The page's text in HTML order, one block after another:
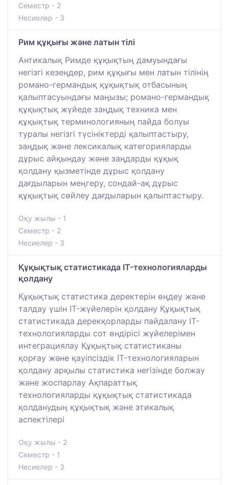
Семестр - 2
Несиелер - 3
Рим құқығы және латын тілі
Антикалық Римде құқықтың дамуындағы
негізгі кезеңдер, рим құқығы мен латын тілінің
романо-германдық құқықтық отбасының
қалыптасуындағы маңызы; романо-германдық
құқықтық жүйеде заңдық техника мен
құқықтық терминологияның пайда болуы
туралы негізгі түсініктерді қалыптастыру,
заңдық және лексикалық категорияларды
дұрыс айқындау және заңдарды құқық
қолдану қызметінде дұрыс қолдану
дағдыларын меңгеру, сондай-ақ дұрыс
құқықтық сөйлеу дағдыларын қалыптастыру.
Оқу жылы - 1
Семестр - 2
Несиелер - 3
Құқықтық статистикада IT-технологияларды
қолдану
Құқықтық статистика деректерін өңдеу және
талдау үшін IT-жүйелерін қолдану Құқықтық
статистикада дерекқорларды пайдалану IT-
технологияларды сот өндірісі жүйелерімен
интеграциялау Құқықтық статистиканы
қорғау және қауіпсіздік IT-технологияларын
қолдану арқылы статистика негізінде болжау
және жоспарлау Ақпараттық
технологияларды құқықтық статистикада
қолданудың құқықтық және этикалық
аспектілері
Оқу жылы - 2
Семестр - 1
Несиелер - 3